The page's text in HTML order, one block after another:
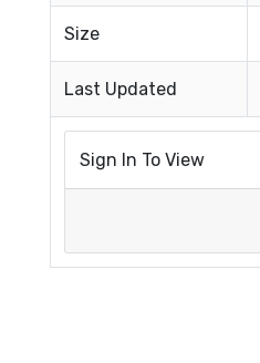
Size
Last Updated
Sign In To View